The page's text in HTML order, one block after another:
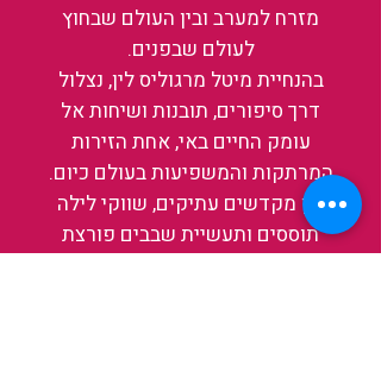
מזרח למערב ובין העולם שבחוץ
לעולם שבפנים.
בהנחיית מיטל מרגוליס לין, נצלול
דרך סיפורים, תובנות ושיחות אל
עומק החיים באי, אחת הזירות
המרתקות והמשפיעות בעולם כיום.
בין מקדשים עתיקים, שווקי לילה
תוססים ותעשיית שבבים פורצת